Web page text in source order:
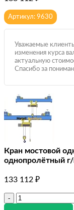
Артикул: 9630
Уважаемые
изменения курса
актуальную
Спасибо за
Кран мостовой
однопролётный
133 112 ₽
Количество